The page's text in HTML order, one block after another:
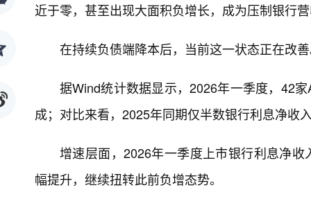
近于零，甚至出现大面积负增长，成为压制银行
在持续负债端降本后，当前这一状态正在改
据Wind统计数据显示，2026年一季度，42
成；对比来看，2025年同期仅半数银行利息净收
增速层面，2026年一季度上市银行利息净
幅提升，继续扭转此前负增态势。